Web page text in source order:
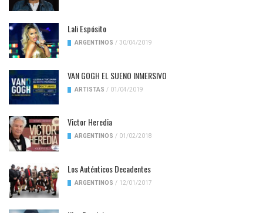
Lali Espósito
ARGENTINOS / 30/04/2019
VAN GOGH EL SUENO INMERSIVO
ARTISTAS / 01/04/2019
Victor Heredia
ARGENTINOS / 01/02/2018
Los Auténticos Decadentes
ARGENTINOS / 12/01/2017